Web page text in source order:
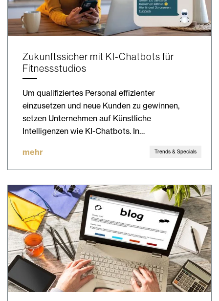
Zukunftssicher mit KI-Chatbots für
Fitnessstudios
Um qualifiziertes Personal effizienter
einzusetzen und neue Kunden zu gewinnen,
setzen Unternehmen auf Künstliche
Intelligenzen wie KI-Chatbots. In…
mehr Trends & Specials